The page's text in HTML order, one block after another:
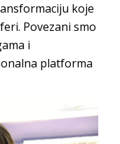
koje
Povezani smo
i
platforma